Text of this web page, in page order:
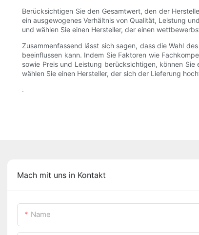
Berücksichtigen Sie den Gesamtwert, den der
ein ausgewogenes Verhältnis von Qualität, Leistung
und wählen Sie einen Hersteller, der einen
Zusammenfassend lässt sich sagen, dass die Wahl
beeinflussen kann. Indem Sie Faktoren wie
sowie Preis und Leistung berücksichtigen, können
wählen Sie einen Hersteller, der sich der Lieferung
.
Mach mit uns in Kontakt
Name